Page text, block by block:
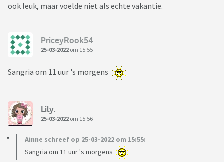
ook leuk, maar voelde niet als echte vakantie.
PriceyRook54
25-03-2022 om 15:55
Sangria om 11 uur 's morgens
Lily.
25-03-2022 om 15:56
Ainne schreef op 25-03-2022 om 15:55:
Sangria om 11 uur 's morgens